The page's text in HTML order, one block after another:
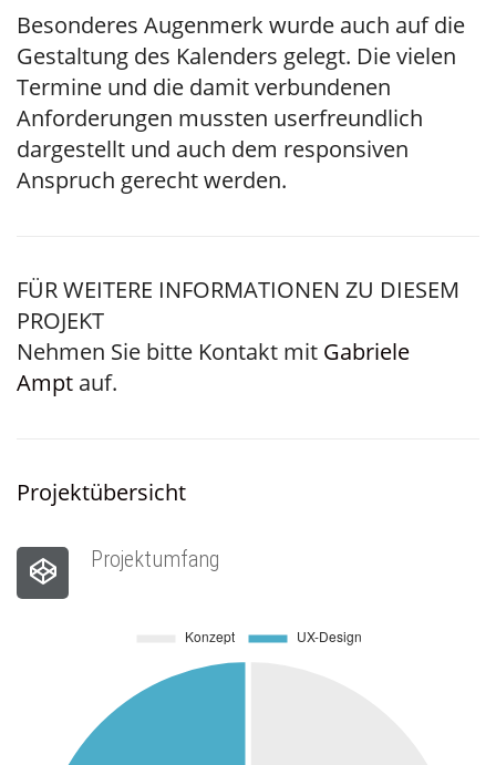
Besonderes Augenmerk wurde auch auf die
Gestaltung des Kalenders gelegt. Die vielen
Termine und die damit verbundenen
Anforderungen mussten userfreundlich
dargestellt und auch dem responsiven
Anspruch gerecht werden.
FÜR WEITERE INFORMATIONEN ZU DIESEM
PROJEKT
Nehmen Sie bitte Kontakt mit Gabriele
Ampt auf.
Projektübersicht
Projektumfang